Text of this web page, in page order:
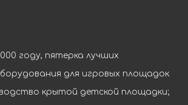
году, пятерка лучших
для игровых площадок
крытой детской площадки;